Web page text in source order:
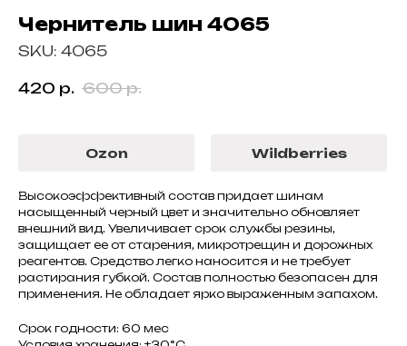
Чернитель шин 4065
SKU: 4065
420 р. 600 р.
Ozon Wildberries
Высокоэффективный состав придает шинам
насыщенный черный цвет и значительно обновляет
внешний вид. Увеличивает срок службы резины,
защищает ее от старения, микротрещин и дорожных
реагентов. Средство легко наносится и не требует
растирания губкой. Состав полностью безопасен для
применения. Не обладает ярко выраженным запахом.
Срок годности: 60 мес